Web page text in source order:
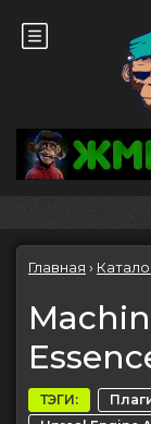
Главная ›
ТЭГИ: